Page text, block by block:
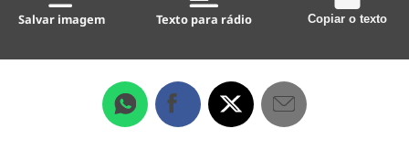
Salvar imagem Texto para rádio Copiar o texto